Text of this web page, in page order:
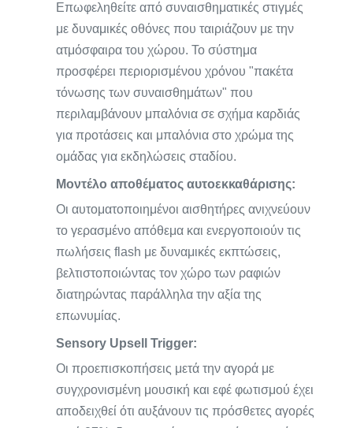
Επωφεληθείτε από συναισθηματικές στιγμές
με δυναμικές οθόνες που ταιριάζουν με την
ατμόσφαιρα του χώρου. Το σύστημα
προσφέρει περιορισμένου χρόνου "πακέτα
τόνωσης των συναισθημάτων" που
περιλαμβάνουν μπαλόνια σε σχήμα καρδιάς
για προτάσεις και μπαλόνια στο χρώμα της
ομάδας για εκδηλώσεις σταδίου.
Μοντέλο αποθέματος αυτοεκκαθάρισης:
Οι αυτοματοποιημένοι αισθητήρες ανιχνεύουν
το γερασμένο απόθεμα και ενεργοποιούν τις
πωλήσεις flash με δυναμικές εκπτώσεις,
βελτιστοποιώντας τον χώρο των ραφιών
διατηρώντας παράλληλα την αξία της
επωνυμίας.
Sensory Upsell Trigger:
Οι προεπισκοπήσεις μετά την αγορά με
συγχρονισμένη μουσική και εφέ φωτισμού έχει
αποδειχθεί ότι αυξάνουν τις πρόσθετες αγορές